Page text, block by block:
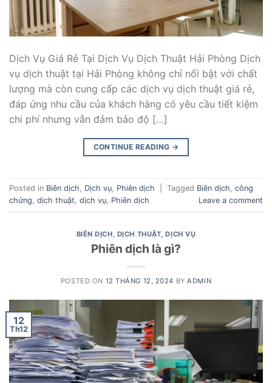
Dịch Vụ Giá Rẻ Tại Dịch Vụ Dịch Thuật Hải Phòng Dịch
vụ dịch thuật tại Hải Phòng không chỉ nổi bật với chất
lượng mà còn cung cấp các dịch vụ dịch thuật giá rẻ,
đáp ứng nhu cầu của khách hàng có yêu cầu tiết kiệm
chi phí nhưng vẫn đảm bảo độ […]
CONTINUE READING →
Posted in Biên dịch, Dịch vụ, Phiên dịch Tagged Biên dịch, công
chứng, dịch thuật, dịch vụ, Phiên dịch Leave a comment
BIÊN DỊCH, DỊCH THUẬT,DỊCH VỤ
Phiên dịch là gì?
POSTED ON 12 THÁNG 12, 2024 BYADMIN
12
Th12